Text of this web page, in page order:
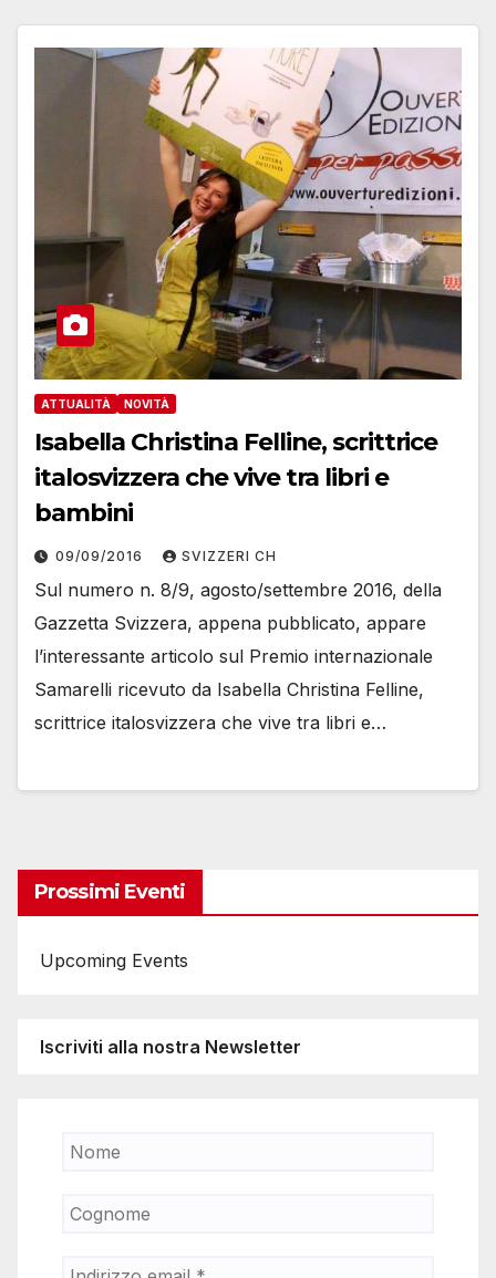
ATTUALITÀ NOVITÀ
Isabella Christina Felline, scrittrice
italosvizzera che vive tra libri e
bambini
09/09/2016 SVIZZERI CH
Sul numero n. 8/9, agosto/settembre 2016, della
Gazzetta Svizzera, appena pubblicato, appare
l’interessante articolo sul Premio internazionale
Samarelli ricevuto da Isabella Christina Felline,
scrittrice italosvizzera che vive tra libri e…
Prossimi Eventi
Upcoming Events
Iscriviti alla nostra Newsletter